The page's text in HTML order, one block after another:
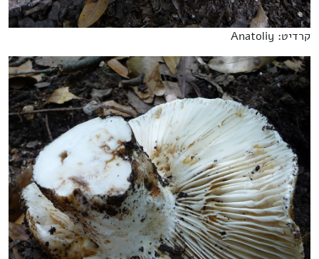
קרדיט: Anatoliy